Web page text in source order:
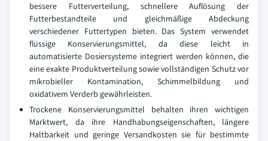
bessere Futterverteilung, schnellere Auflösung der
Futterbestandteile und gleichmäßige Abdeckung
verschiedener Futtertypen bieten. Das System verwendet
flüssige Konservierungsmittel, da diese leicht in
automatisierte Dosiersysteme integriert werden können, die
eine exakte Produktverteilung sowie vollständigen Schutz vor
mikrobieller Kontamination, Schimmelbildung und
oxidativem Verderb gewährleisten.
Trockene Konservierungsmittel behalten ihren wichtigen
Marktwert, da ihre Handhabungseigenschaften, längere
Haltbarkeit und geringe Versandkosten sie für bestimmte